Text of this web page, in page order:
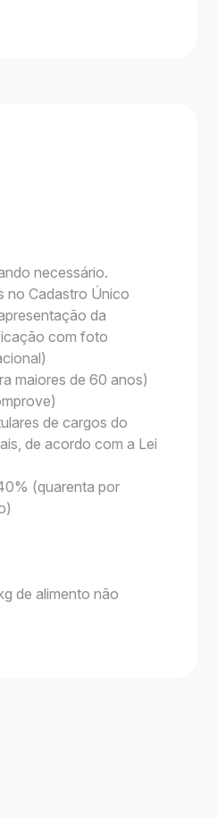
necessário.
no Cadastro Único
da
com foto
maiores de 60 anos)
de cargos do
de acordo com a Lei
(quarenta por
de alimento não